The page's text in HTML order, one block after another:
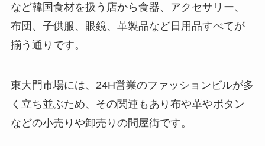
など韓国食材を扱う店から食器、アクセサリー、
布団、子供服、眼鏡、革製品など日用品すべてが
揃う通りです。
東大門市場には、24H営業のファッションビルが多
く立ち並ぶため、その関連もあり布や革やボタン
などの小売りや卸売りの問屋街です。